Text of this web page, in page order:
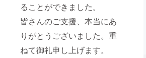
ることができました。
皆さんのご支援、本当にあ
りがとうございました。重
ねて御礼申し上げます。